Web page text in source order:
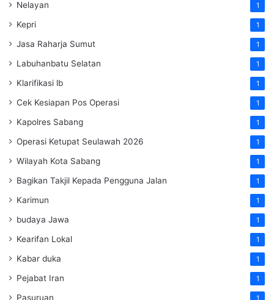
Nelayan 1
Kepri 1
Jasa Raharja Sumut 1
Labuhanbatu Selatan 1
Klarifikasi lb 1
Cek Kesiapan Pos Operasi 1
Kapolres Sabang 1
Operasi Ketupat Seulawah 2026 1
Wilayah Kota Sabang 1
Bagikan Takjil Kepada Pengguna Jalan 1
Karimun 1
budaya Jawa 1
Kearifan Lokal 1
Kabar duka 1
Pejabat Iran 1
Pasuruan 1